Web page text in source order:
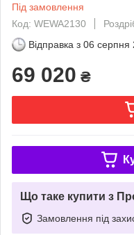
Під замовлення
Код: WEWA2130
Відправка з 06 серпня
69 020 ₴
Що таке купити з
Замовлення під